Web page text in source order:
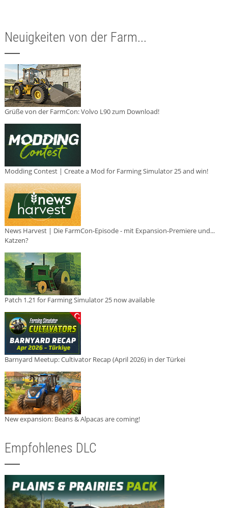
Neuigkeiten von der Farm...
Grüße von der FarmCon: Volvo L90 zum Download!
Modding Contest | Create a Mod for Farming Simulator 25 and win!
News Harvest | Die FarmCon-Episode - mit Expansion-Premiere und...
Katzen?
Patch 1.21 for Farming Simulator 25 now available
Barnyard Meetup: Cultivator Recap (April 2026) in der Türkei
New expansion: Beans & Alpacas are coming!
Empfohlenes DLC